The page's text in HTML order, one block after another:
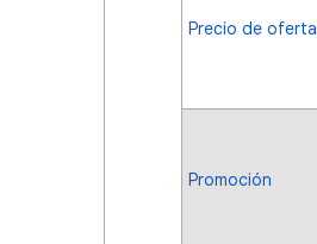
Precio de oferta
Promoción